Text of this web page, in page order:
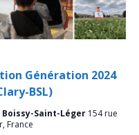
Génération 2024
BSL)
Boissy-Saint-Léger 154 rue
France